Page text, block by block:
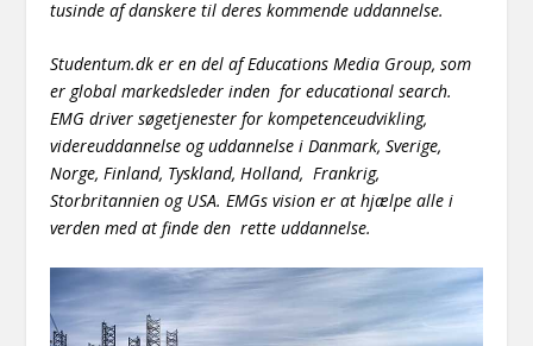
tusinde af danskere til deres kommende uddannelse.
Studentum.dk er en del af Educations Media Group, som
er global markedsleder inden for educational search.
EMG driver søgetjenester for kompetenceudvikling,
videreuddannelse og uddannelse i Danmark, Sverige,
Norge, Finland, Tyskland, Holland, Frankrig,
Storbritannien og USA. EMGs vision er at hjælpe alle i
verden med at finde den rette uddannelse.